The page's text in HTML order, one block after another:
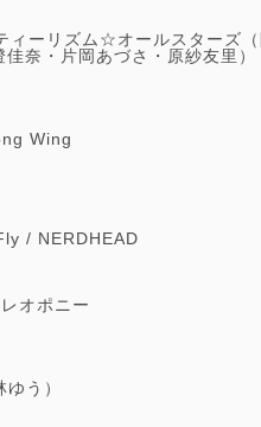
ィーリズム☆オールスターズ
奈・片岡あづさ・原紗友里）
Wing
/ NERDHEAD
オポニー
う）